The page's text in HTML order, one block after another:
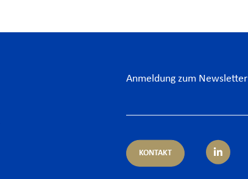
Anmeldung zum Newsletter
KONTAKT